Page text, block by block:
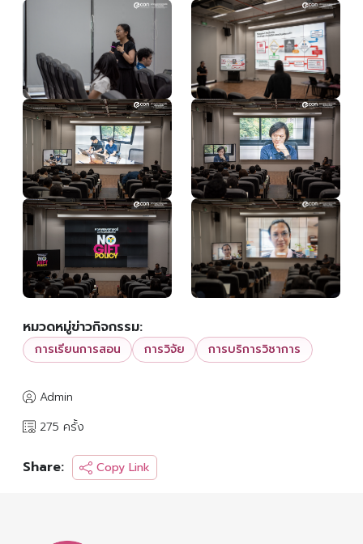
หมวดหมู่ข่าวกิจกรรม:
การเรียนการสอน การวิจัย การบริการวิชาการ
Admin
275 ครั้ง
Share: Copy Link